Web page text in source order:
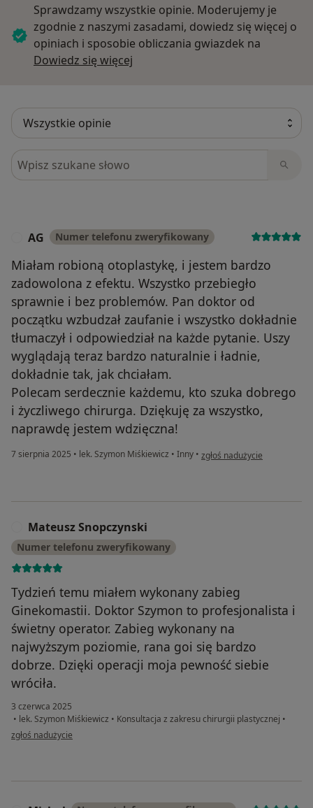
Sprawdzamy wszystkie opinie. Moderujemy je
zgodnie z naszymi zasadami, dowiedz się więcej o
opiniach i sposobie obliczania gwiazdek na
Dowiedz się więcej
Szukaj w opiniach
AG Numer telefonu zweryfikowany
Miałam robioną otoplastykę, i jestem bardzo
zadowolona z efektu. Wszystko przebiegło
sprawnie i bez problemów. Pan doktor od
początku wzbudzał zaufanie i wszystko dokładnie
tłumaczył i odpowiedział na każde pytanie. Uszy
wyglądają teraz bardzo naturalnie i ładnie,
dokładnie tak, jak chciałam.
Polecam serdecznie każdemu, kto szuka dobrego
i życzliwego chirurga. Dziękuję za wszystko,
naprawdę jestem wdzięczna!
7 sierpnia 2025 • lek. Szymon Miśkiewicz • Inny • w opinii użytkownika AG
zgłoś nadużycie
Mateusz Snopczynski
Numer telefonu zweryfikowany
Tydzień temu miałem wykonany zabieg
Ginekomastii. Doktor Szymon to profesjonalista i
świetny operator. Zabieg wykonany na
najwyższym poziomie, rana goi się bardzo
dobrze. Dzięki operacji moja pewność siebie
wróciła.
3 czerwca 2025
• lek. Szymon Miśkiewicz • Konsultacja z zakresu chirurgii plastycznej •
w opinii użytkownika Mateusz Snopczynski
zgłoś nadużycie